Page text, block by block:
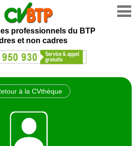
professionnels du BTP
et non cadres
à la CVthèque